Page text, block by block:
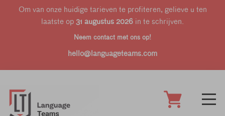
Om van onze huidige tarieven te profiteren, gelieve u ten
laatste op 31 augustus 2026 in te schrijven.
Neem contact met ons op!
hello@languageteams.com